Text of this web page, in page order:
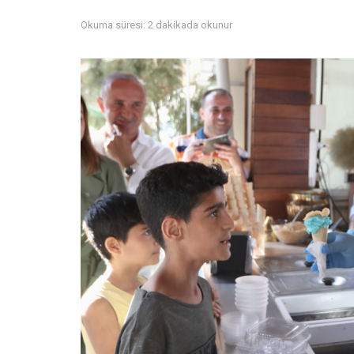
Okuma süresi: 2 dakikada okunur